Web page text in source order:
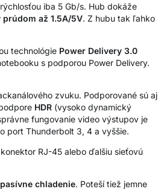
iba 5 Gb/s. Hub dokáže
až 1.5A/5V. Z hubu tak ľahko
technológie Power Delivery 3.0
s podporou Power Delivery.
zvuku. Podporované sú aj
HDR (vysoko dynamický
fungovanie video výstupov je
port Thunderbolt 3, 4 a vyššie.
RJ-45 alebo ďalšiu sieťovú
pasívne chladenie. Poteší tiež jemne